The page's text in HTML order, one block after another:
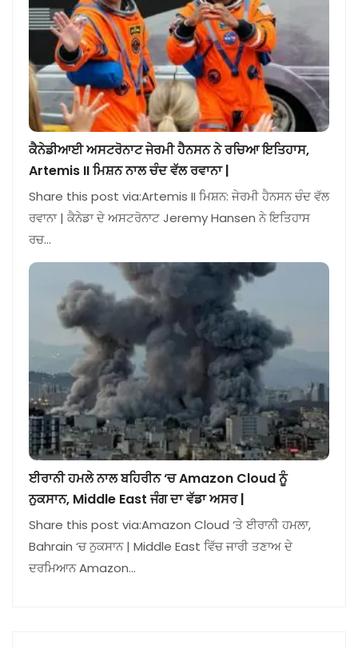
ਕੈਨੇਡੀਆਈ ਅਸਟਰੋਨਾਟ ਜੇਰਮੀ ਹੈਨਸਨ ਨੇ ਰਚਿਆ ਇਤਿਹਾਸ,
Artemis II ਮਿਸ਼ਨ ਨਾਲ ਚੰਦ ਵੱਲ ਰਵਾਨਾ |
Share this post via:Artemis II ਮਿਸ਼ਨ: ਜੇਰਮੀ ਹੈਨਸਨ ਚੰਦ ਵੱਲ
ਰਵਾਨਾ | ਕੈਨੇਡਾ ਦੇ ਅਸਟਰੋਨਾਟ Jeremy Hansen ਨੇ ਇਤਿਹਾਸ
ਰਚ…
ਈਰਾਨੀ ਹਮਲੇ ਨਾਲ ਬਹਿਰੀਨ ‘ਚ Amazon Cloud ਨੂੰ
ਨੁਕਸਾਨ, Middle East ਜੰਗ ਦਾ ਵੱਡਾ ਅਸਰ |
Share this post via:Amazon Cloud ‘ਤੇ ਈਰਾਨੀ ਹਮਲਾ,
Bahrain ‘ਚ ਨੁਕਸਾਨ | Middle East ਵਿੱਚ ਜਾਰੀ ਤਣਾਅ ਦੇ
ਦਰਮਿਆਨ Amazon…